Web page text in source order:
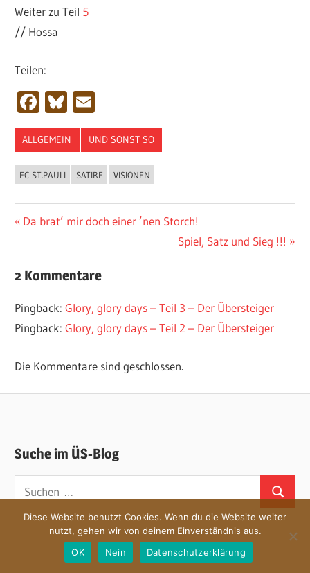
Weiter zu Teil 5
// Hossa
Teilen:
Facebook
Bluesky
ALLGEMEIN UND SONST SO
FC ST.PAULI SATIRE VISIONEN
Beitragsnavigation
Vorheriger
Da brat’ mir doch einer ’nen Storch!
Nächster
Spiel, Satz und Sieg !!!
2 Kommentare
Pingback:Glory, glory days – Teil 3 – Der Übersteiger
Pingback:Glory, glory days – Teil 2 – Der Übersteiger
Die Kommentare sind geschlossen.
Suche im ÜS-Blog
Suchen
nach:
Suchen
Diese Website benutzt Cookies. Wenn du die Website weiter
nutzt, gehen wir von deinem Einverständnis aus.
OK
Nein Datenschutzerklärung